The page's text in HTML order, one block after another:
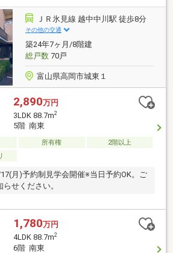
ＪＲ氷見線 越中中川駅 徒歩8分
その他の交通
築24年7ヶ月/8階建
総戸数70戸
富山県高岡市城東１
2,890万円
3LDK 88.7m2
5階 南東
所有権
2階以上
月)予約制見学会開催※当日予約OK。ご
せください。
1,780万円
4LDK 88.7m2
6階 南東